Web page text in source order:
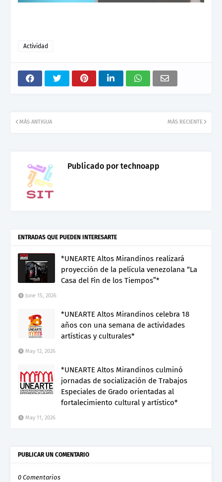
Actividad
MÁS RECIENTE
MÁS ANTIGUA
Publicado portechnoapp
ENTRADAS QUE PUEDEN INTERESARTE
*UNEARTE Altos Mirandinos realizará
proyección de la película venezolana “La
Casa del Fin de los Tiempos”*
June 15, 2026
*UNEARTE Altos Mirandinos celebra 18
años con una semana de actividades
artísticas y culturales*
May 12, 2026
*UNEARTE Altos Mirandinos culminó
jornadas de socialización de Trabajos
Especiales de Grado orientadas al
fortalecimiento cultural y artístico*
May 11, 2026
PUBLICAR UN COMENTARIO
0 Comentarios